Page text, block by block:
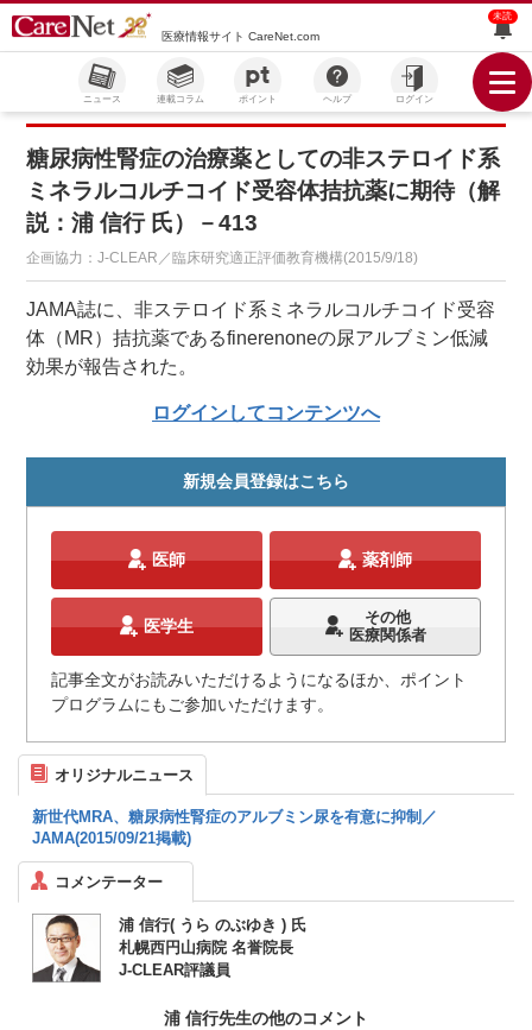
医療情報サイト CareNet.com
未読
ニュース 連載コラム ポイント ヘルプ ログイン
糖尿病性腎症の治療薬としての非ステロイド系
ミネラルコルチコイド受容体拮抗薬に期待（解
説：浦 信行 氏）－413
企画協力：J-CLEAR／臨床研究適正評価教育機構(2015/9/18)
JAMA誌に、非ステロイド系ミネラルコルチコイド受容
体（MR）拮抗薬であるfinerenoneの尿アルブミン低減
効果が報告された。
ログインしてコンテンツへ
新規会員登録はこちら
医師 薬剤師
医学生
その他
医療関係者
記事全文がお読みいただけるようになるほか、ポイント
プログラムにもご参加いただけます。
オリジナルニュース
新世代MRA、糖尿病性腎症のアルブミン尿を有意に抑制／
JAMA(2015/09/21掲載)
コメンテーター
浦 信行( うら のぶゆき ) 氏
札幌西円山病院 名誉院長
J-CLEAR評議員
浦 信行先生の他のコメント